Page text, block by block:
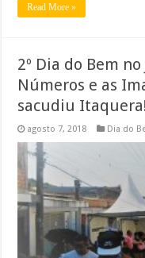
Read More »
2º Dia do Bem
Números e as
sacudiu
agosto 7, 2018 Dia do